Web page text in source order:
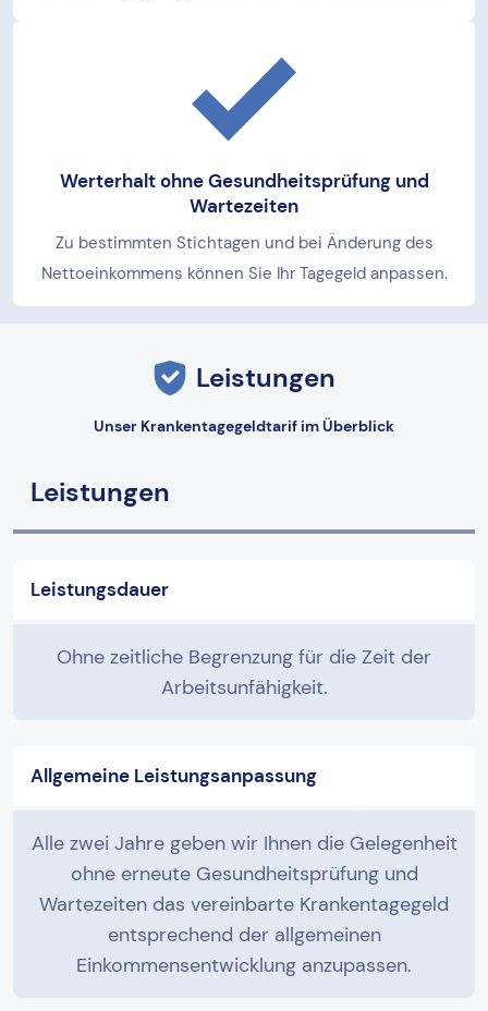
Werterhalt ohne Gesundheitsprüfung und
Wartezeiten
Zu bestimmten Stichtagen und bei Änderung des
Nettoeinkommens können Sie Ihr Tagegeld anpassen.
Leistungen
Unser Krankentagegeldtarif im Überblick
Leistungen
Leistungsdauer
Ohne zeitliche Begrenzung für die Zeit der
Arbeitsunfähigkeit.
Allgemeine Leistungsanpassung
Alle zwei Jahre geben wir Ihnen die Gelegenheit
ohne erneute Gesundheitsprüfung und
Wartezeiten das vereinbarte Krankentagegeld
entsprechend der allgemeinen
Einkommensentwicklung anzupassen.